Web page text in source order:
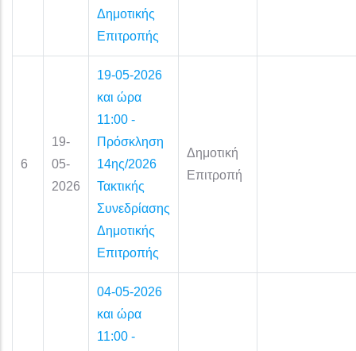
Δημοτικής
Επιτροπής
6
19-
05-
2026
19-05-2026
και ώρα
11:00 -
Πρόσκληση
14ης/2026
Τακτικής
Συνεδρίασης
Δημοτικής
Επιτροπής
Δημοτική
Επιτροπή
04-05-2026
και ώρα
11:00 -